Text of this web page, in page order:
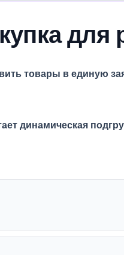
для
товары в единую
динамическая